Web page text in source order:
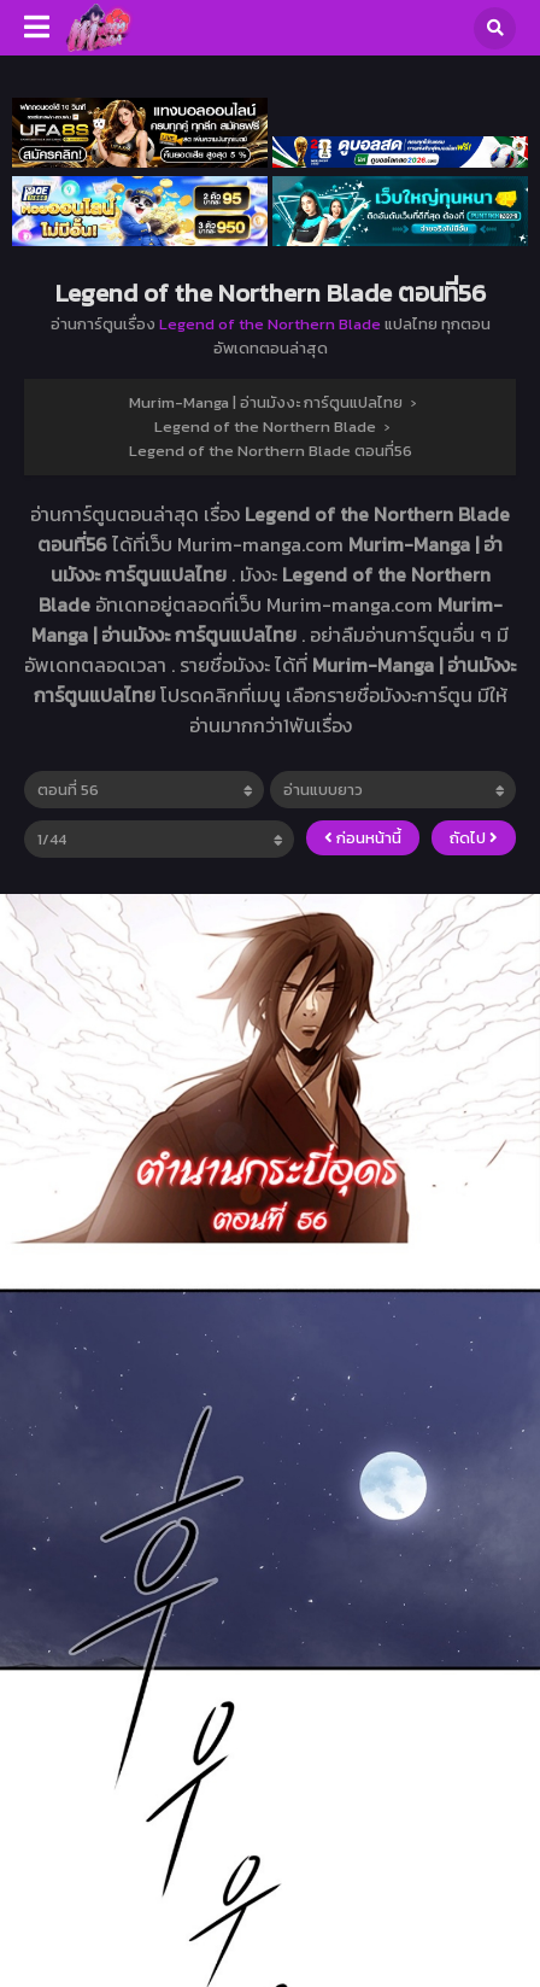
Legend of the Northern Blade ตอนที่56
อ่านการ์ตูนเรื่อง Legend of the Northern Blade แปลไทย ทุกตอน
อัพเดทตอนล่าสุด
Murim-Manga | อ่านมังงะ การ์ตูนแปลไทย ›
Legend of the Northern Blade ›
Legend of the Northern Blade ตอนที่56
อ่านการ์ตูนตอนล่าสุด เรื่อง Legend of the Northern Blade
ตอนที่56ได้ที่เว็บ Murim-manga.com Murim-Manga | อ่า
นมังงะ การ์ตูนแปลไทย . มังงะ Legend of the Northern
Blade อัทเดทอยู่ตลอดที่เว็บ Murim-manga.com Murim-
Manga | อ่านมังงะ การ์ตูนแปลไทย . อย่าลืมอ่านการ์ตูนอื่น ๆ มี
อัพเดทตลอดเวลา . รายชื่อมังงะ ได้ที่ Murim-Manga | อ่านมังงะ
การ์ตูนแปลไทยโปรดคลิกที่เมนู เลือกรายชื่อมังงะการ์ตูน มีให้
อ่านมากกว่า1พันเรื่อง
ก่อนหน้านี้ ถัดไป